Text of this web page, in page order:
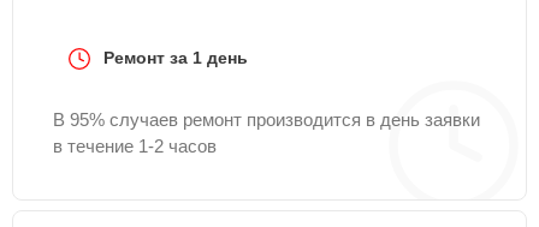
Ремонт за 1 день
В 95% случаев ремонт производится в день заявки
в течение 1-2 часов